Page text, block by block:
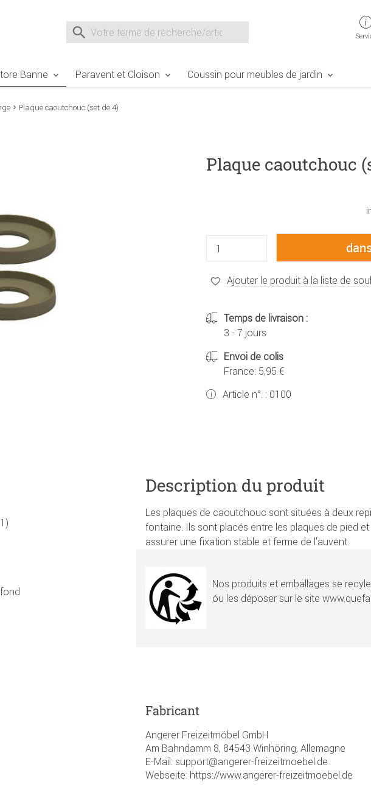
Suche nach
Banne Paravent et Cloison Coussin pour meubles de jardin
Plaque caoutchouc (set de 4)
Plaque caoutchouc
Ajouter le produit à la liste de
Temps de livraison :
3 - 7 jours
Envoi de colis
France: 5,95 €
Article n°. : 0100
Description du produit
Les plaques de caoutchouc sont situées à deux
fontaine. Ils sont placés entre les plaques de pied
assurer une fixation stable et ferme de l'auvent.
Nos produits et emballages se
óu les déposer sur le site
Fabricant
Angerer Freizeitmöbel GmbH
Am Bahndamm 8, 84543 Winhöring, Allemagne
E-Mail: support@angerer-freizeitmoebel.de
Webseite: https://www.angerer-freizeitmoebel.de